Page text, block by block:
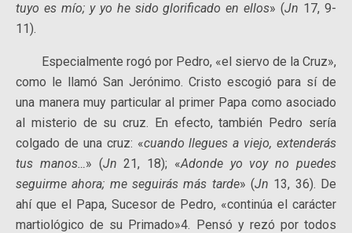
tuyo es mío; y yo he sido glorificado en ellos» (Jn 17, 9-
11).
Especialmente rogó por Pedro, «el siervo de la Cruz»,
como le llamó San Jerónimo. Cristo escogió para sí de
una manera muy particular al primer Papa como asociado
al misterio de su cruz. En efecto, también Pedro sería
colgado de una cruz: «cuando llegues a viejo, extenderás
tus manos…» (Jn 21, 18); «Adonde yo voy no puedes
seguirme ahora; me seguirás más tarde» (Jn 13, 36). De
ahí que el Papa, Sucesor de Pedro, «continúa el carácter
martiológico de su Primado»4. Pensó y rezó por todos